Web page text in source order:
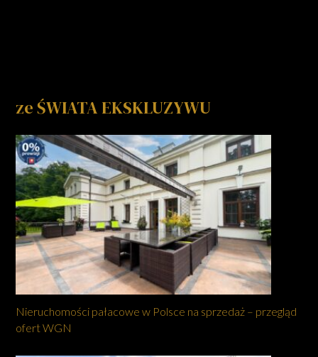
ze ŚWIATA EKSKLUZYWU
Nieruchomości pałacowe w Polsce na sprzedaż – przegląd
ofert WGN